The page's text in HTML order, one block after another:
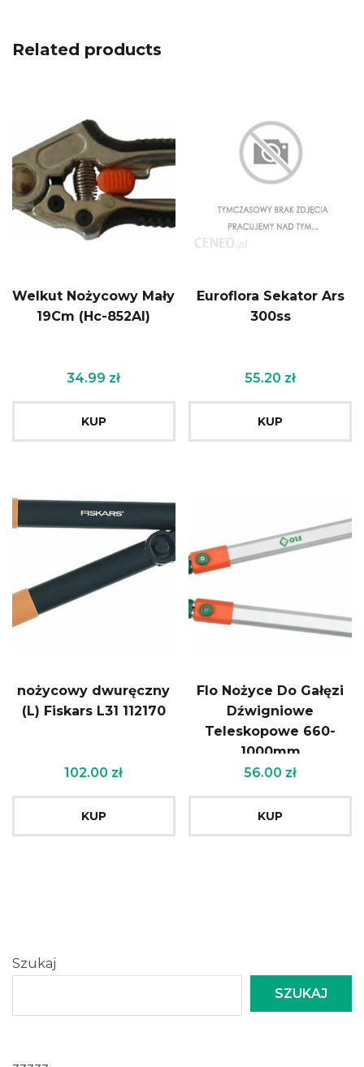
Related products
Welkut Nożycowy Mały
19Cm (Hc-852Al)
34.99 zł
KUP
Euroflora Sekator Ars
300ss
55.20 zł
KUP
nożycowy dwuręczny
(L) Fiskars L31 112170
102.00 zł
KUP
Flo Nożyce Do Gałęzi
Dźwigniowe
Teleskopowe 660-
1000mm
56.00 zł
KUP
Szukaj
SZUKAJ